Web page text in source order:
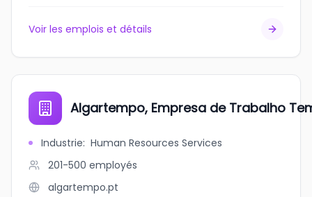
Voir les emplois et détails
Algartempo, Empresa de Trabalho
Industrie: Human Resources Services
201-500 employés
algartempo.pt